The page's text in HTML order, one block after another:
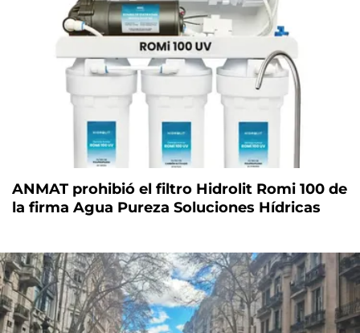
ANMAT prohibió el filtro Hidrolit Romi 100 de
la firma Agua Pureza Soluciones Hídricas